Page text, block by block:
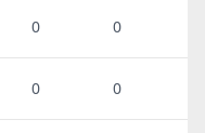
0 0
0 0